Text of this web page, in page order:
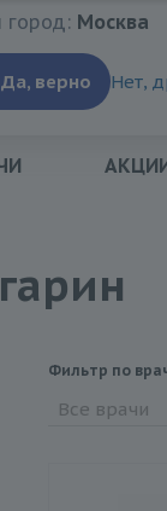
город:Москва
город: Москва
Да, верно Нет,
Фильтр по
Все врачи